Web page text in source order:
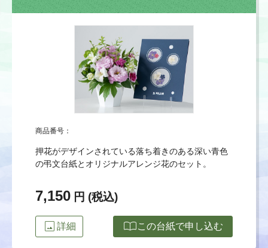
商品番号：
押花がデザインされている落ち着きのある深い青色
の弔文台紙とオリジナルアレンジ花のセット。
7,150 円 (税込)
image 詳細 import_contactsこの台紙で申し込む